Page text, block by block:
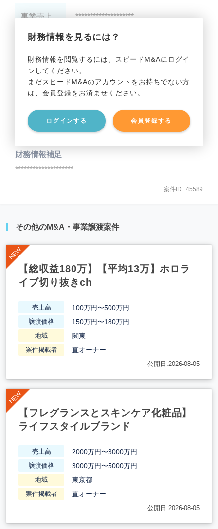
財務情報を見るには？
財務情報を閲覧するには、スピードM&Aにログイ
ンしてください。
まだスピードM&Aのアカウントをお持ちでない方
は、会員登録をお済ませください。
ログインする 会員登録する
事業売上 ********************
事業利益 ********************
貸借対照表（B/S）
事業資産 ********************
事業負債 ********************
財務情報補足
********************
案件ID : 45589
その他のM&A・事業譲渡案件
【総収益180万】【平均13万】ホロラ
イブ切り抜きch
売上高 100万円〜500万円
譲渡価格 150万円〜180万円
地域 関東
案件掲載者 直オーナー
公開日:2026-08-05
【フレグランスとスキンケア化粧品】
ライフスタイルブランド
売上高 2000万円〜3000万円
譲渡価格 3000万円〜5000万円
地域 東京都
案件掲載者 直オーナー
公開日:2026-08-05